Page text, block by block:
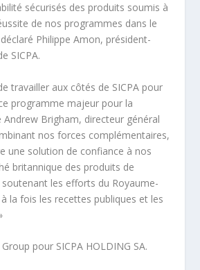
sécurisés des produits soumis à
de nos programmes dans le
Philippe Amon, président-
SICPA.
travailler aux côtés de SICPA pour
programme majeur pour la
Andrew Brigham, directeur général
nos forces complémentaires,
une solution de confiance à nos
britannique des produits de
les efforts du Royaume-
la fois les recettes publiques et les
pour SICPA HOLDING SA.